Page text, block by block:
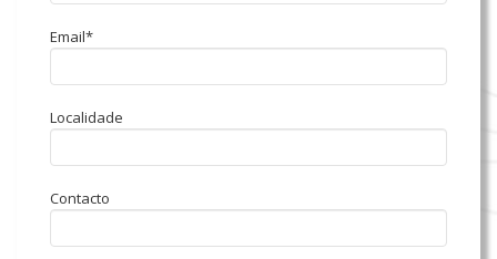
Email*
Localidade
Contacto